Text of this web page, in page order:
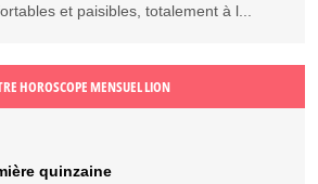
et paisibles, totalement à l...
HOROSCOPE MENSUEL LION
quinzaine